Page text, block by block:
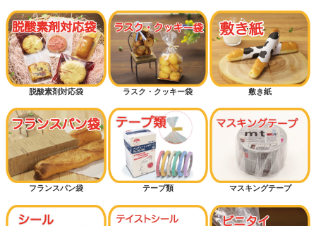
脱酸素剤対応袋 ラスク・クッキー袋 敷き紙
フランスパン袋 テープ類 マスキングテープ